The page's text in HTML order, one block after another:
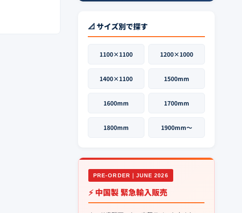
📐 サイズ別で探す
1100×1100 1200×1000
1400×1100 1500mm
1600mm 1700mm
1800mm 1900mm〜
PRE-ORDER｜JUNE 2026
⚡ 中国製 緊急輸入販売